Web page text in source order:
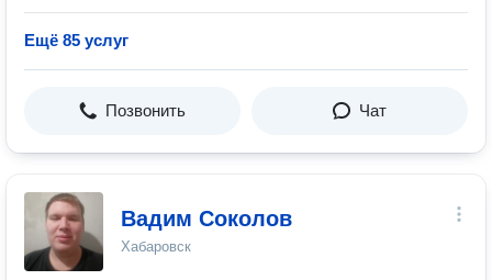
Ещё 85 услуг
Позвонить Чат
Вадим Соколов
Хабаровск